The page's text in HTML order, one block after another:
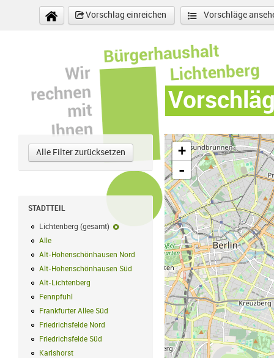
Direkt zum Inhalt
Vorschlag einreichen
Vorschläge
Alle Filter zurücksetzen
STADTTEIL
Lichtenberg (gesamt)
Lichtenberg (gesamt)-Filter entfernen
Alle
Alt-Hohenschönhausen Nord
Alt-Hohenschönhausen Nord Filter
Alt-Hohenschönhausen Süd
Alt-Hohenschönhausen Süd Filter
Alt-Lichtenberg Alt-Lichtenberg Filter anwenden
Fennpfuhl
Frankfurter Allee Süd
Frankfurter Allee Süd Filter anwenden
Friedrichsfelde Nord
Friedrichsfelde Nord Filter anwenden
Friedrichsfelde Süd
Friedrichsfelde Süd Filter anwenden
Karlshorst
+
-